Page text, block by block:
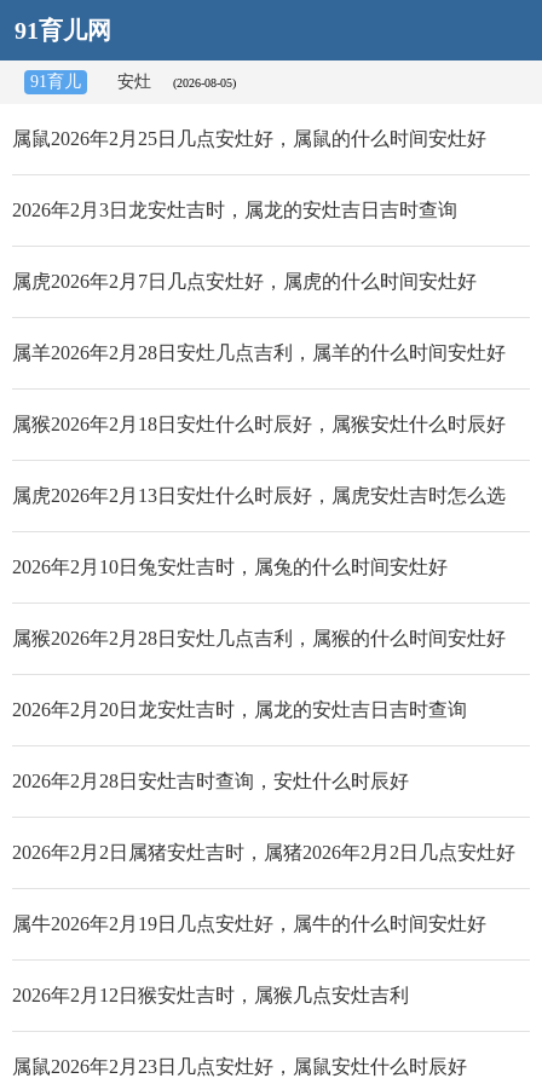
91育儿网
91育儿 安灶 (2026-08-05)
属鼠2026年2月25日几点安灶好，属鼠的什么时间安灶好
2026年2月3日龙安灶吉时，属龙的安灶吉日吉时查询
属虎2026年2月7日几点安灶好，属虎的什么时间安灶好
属羊2026年2月28日安灶几点吉利，属羊的什么时间安灶好
属猴2026年2月18日安灶什么时辰好，属猴安灶什么时辰好
属虎2026年2月13日安灶什么时辰好，属虎安灶吉时怎么选
2026年2月10日兔安灶吉时，属兔的什么时间安灶好
属猴2026年2月28日安灶几点吉利，属猴的什么时间安灶好
2026年2月20日龙安灶吉时，属龙的安灶吉日吉时查询
2026年2月28日安灶吉时查询，安灶什么时辰好
2026年2月2日属猪安灶吉时，属猪2026年2月2日几点安灶好
属牛2026年2月19日几点安灶好，属牛的什么时间安灶好
2026年2月12日猴安灶吉时，属猴几点安灶吉利
属鼠2026年2月23日几点安灶好，属鼠安灶什么时辰好